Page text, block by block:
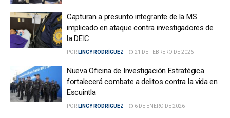
Capturan a presunto integrante de la MS
implicado en ataque contra investigadores de
la DEIC
POR LINCY RODRÍGUEZ 21 DE FEBRERO DE 2026
Nueva Oficina de Investigación Estratégica
fortalecerá combate a delitos contra la vida en
Escuintla
POR LINCY RODRÍGUEZ 6 DE ENERO DE 2026